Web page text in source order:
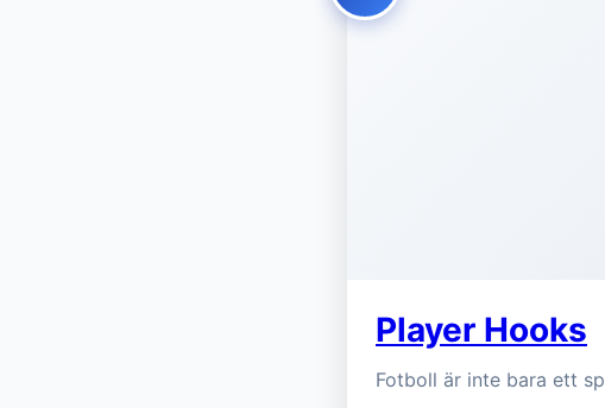
Player Hooks
Fotboll är inte bara ett